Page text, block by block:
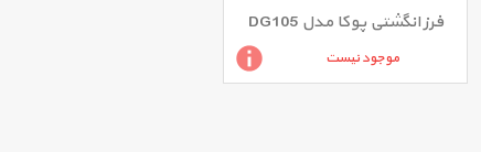
فرز انگشتی پوکا مدل DG105
موجود نیست